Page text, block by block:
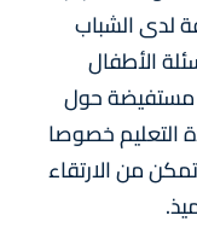
لدى الشباب
الأطفال
مستفيضة حول
التعليم خصوصا
من الارتقاء